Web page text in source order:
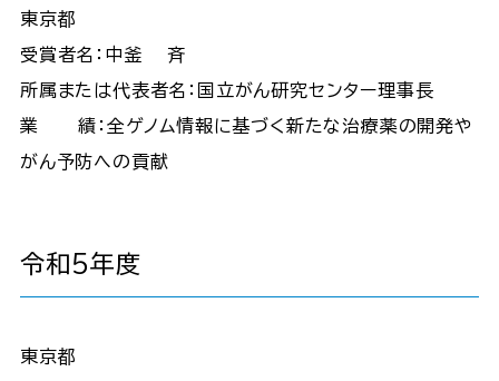
東京都
受賞者名：中釜 斉
所属または代表者名：国立がん研究センター理事長
業 績：全ゲノム情報に基づく新たな治療薬の開発や
がん予防への貢献
令和5年度
東京都